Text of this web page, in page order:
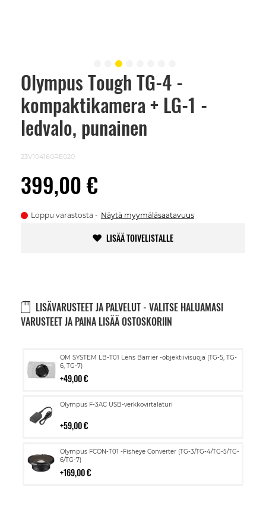
Olympus Tough TG-4 -
kompaktikamera + LG-1 -
ledvalo, punainen
23V104160RE020
399,00 €
Loppu varastosta Näytä myymäläsaatavuus
LISÄÄ TOIVELISTALLE
LISÄVARUSTEET JA PALVELUT - VALITSE HALUAMASI
VARUSTEET JA PAINA LISÄÄ OSTOSKORIIN
OM SYSTEM LB-T01 Lens Barrier -objektiivisuoja (TG-5, TG-
6, TG-7)
49,00 €
Lisää
ostoskoriin
Olympus F-3AC USB-verkkovirtalaturi
59,00 €
Lisää
Olympus FCON-T01 -Fisheye Converter (TG-3/TG-4/TG-5/TG-
6/TG-7)
169,00 €
Lisää
ostoskoriin
Skip
beginning
images